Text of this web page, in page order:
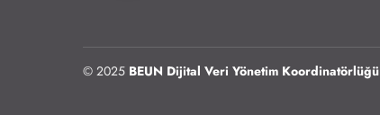
© 2025 BEUN Dijital Veri Yönetim Koordinatörlüğü